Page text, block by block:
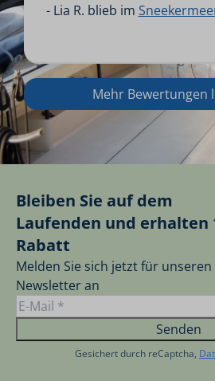
- Lia R. blieb im
Mehr Bewertungen
Bleiben Sie auf dem
Laufenden und erhalten
Rabatt
Melden Sie sich jetzt für unseren
Newsletter an
Senden
Gesichert durch reCaptcha,